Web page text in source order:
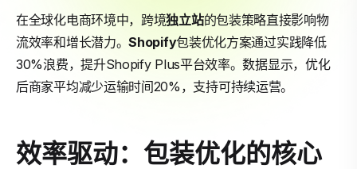
在全球化电商环境中，跨境独立站的包装策略直接影响物
流效率和增长潜力。Shopify包装优化方案通过实践降低
30%浪费，提升Shopify Plus平台效率。数据显示，优化
后商家平均减少运输时间20%，支持可持续运营。
效率驱动：包装优化的核心